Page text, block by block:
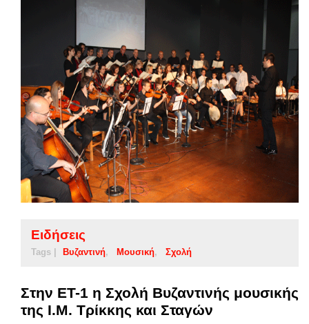
Ειδήσεις
Tags | Βυζαντινή Μουσική Σχολή
Στην ΕΤ-1 η Σχολή Βυζαντινής μουσικής
της Ι.Μ. Τρίκκης και Σταγών